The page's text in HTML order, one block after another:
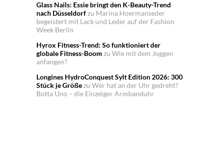
Glass Nails: Essie bringt den K-Beauty-Trend
nach Düsseldorfzu Marina Hoermanseder
begeistert mit Lack und Leder auf der Fashion
Week Berlin
Hyrox Fitness-Trend: So funktioniert der
globale Fitness-Boom zu Wie mit dem Joggen
anfangen?
Longines HydroConquest Sylt Edition 2026: 300
Stück je Größezu Wer hat an der Uhr gedreht?
Botta Uno – die Einzeiger Armbanduhr